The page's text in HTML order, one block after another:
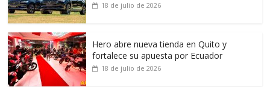
18 de julio de 2026
Hero abre nueva tienda en Quito y
fortalece su apuesta por Ecuador
18 de julio de 2026